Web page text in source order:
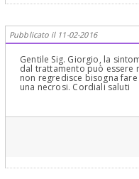
Pubblicato il 11-02-2016
Gentile Sig. Giorgio, la
dal trattamento può essere
non regredisce bisogna
una necrosi. Cordiali saluti